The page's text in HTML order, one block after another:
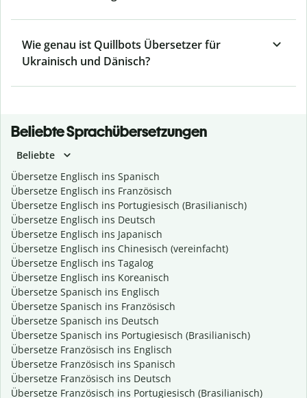
Wie genau ist Quillbots Übersetzer für
Ukrainisch und Dänisch?
Beliebte Sprachübersetzungen
Beliebte
Übersetze Englisch ins Spanisch
Übersetze Englisch ins Französisch
Übersetze Englisch ins Portugiesisch (Brasilianisch)
Übersetze Englisch ins Deutsch
Übersetze Englisch ins Japanisch
Übersetze Englisch ins Chinesisch (vereinfacht)
Übersetze Englisch ins Tagalog
Übersetze Englisch ins Koreanisch
Übersetze Spanisch ins Englisch
Übersetze Spanisch ins Französisch
Übersetze Spanisch ins Deutsch
Übersetze Spanisch ins Portugiesisch (Brasilianisch)
Übersetze Französisch ins Englisch
Übersetze Französisch ins Spanisch
Übersetze Französisch ins Deutsch
Übersetze Französisch ins Portugiesisch (Brasilianisch)